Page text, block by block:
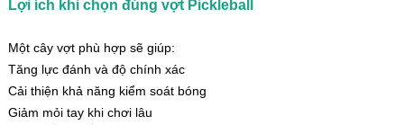
Lợi ích khi chọn đúng vợt Pickleball
Một cây vợt phù hợp sẽ giúp:
Tăng lực đánh và độ chính xác
Cải thiện khả năng kiểm soát bóng
Giảm mỏi tay khi chơi lâu